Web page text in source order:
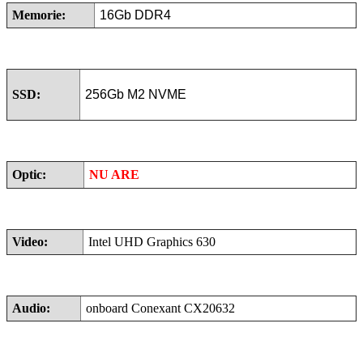
Memorie: 16Gb DDR4
SSD: 256Gb M2 NVME
Optic: NU ARE
Video: Intel UHD Graphics 630
Audio: onboard Conexant CX20632